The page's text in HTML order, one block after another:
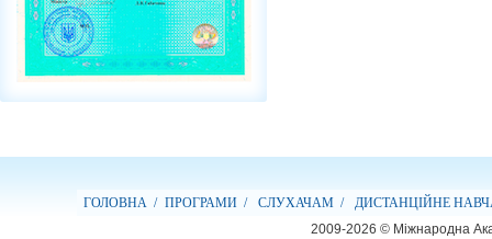
ГОЛОВНА / ПРОГРАМИ / СЛУХАЧАМ /
ДИСТАНЦІЙНЕ
2009-2026 © Міжнародна